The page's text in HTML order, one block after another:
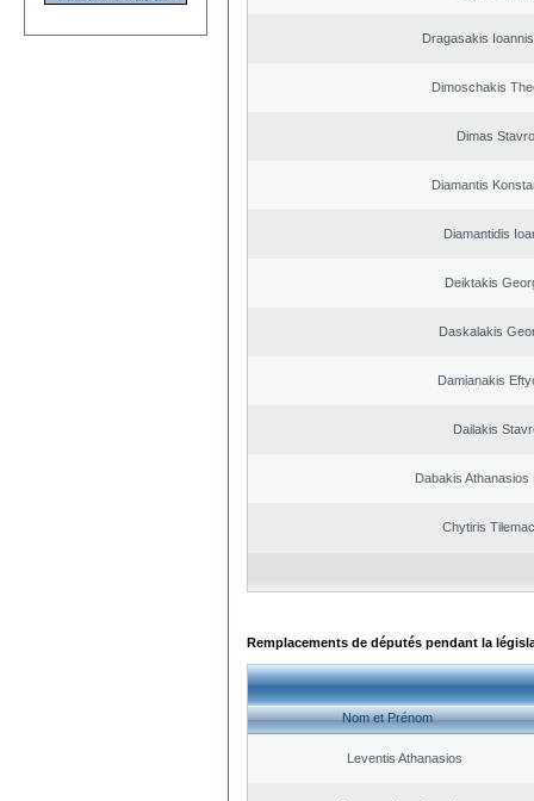
Dragasakis
Dimoschakis
Dimas
Diamantis
Diamantidis
Deiktakis
Daskalakis
Damianakis
Dailakis
Dabakis Athanasios
Chytiris
Remplacements de députés pendant la
Nom et Prénom
Leventis Athanasios